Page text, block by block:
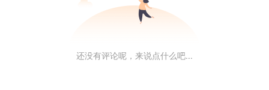
还没有评论呢，来说点什么吧...